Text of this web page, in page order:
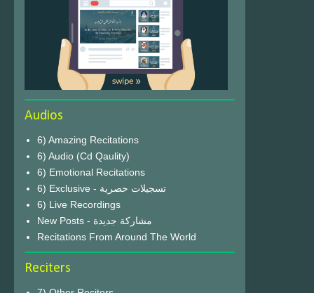
Audios
6) Amazing Recitations
6) Audio (Cd Qaulity)
6) Emotional Recitations
6) Exclusive - تسجيلات حصرية
6) Live Recordings
New Posts - مشاركة جديدة
Recitations From Around The World
Reciters